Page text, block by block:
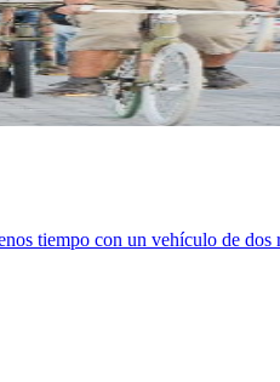
tiempo con un vehículo de